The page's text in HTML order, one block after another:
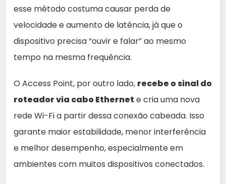
esse método costuma causar perda de
velocidade e aumento de latência, já que o
dispositivo precisa “ouvir e falar” ao mesmo
tempo na mesma frequência.
O Access Point, por outro lado, recebe o sinal do
roteador via cabo Ethernet e cria uma nova
rede Wi-Fi a partir dessa conexão cabeada. Isso
garante maior estabilidade, menor interferência
e melhor desempenho, especialmente em
ambientes com muitos dispositivos conectados.